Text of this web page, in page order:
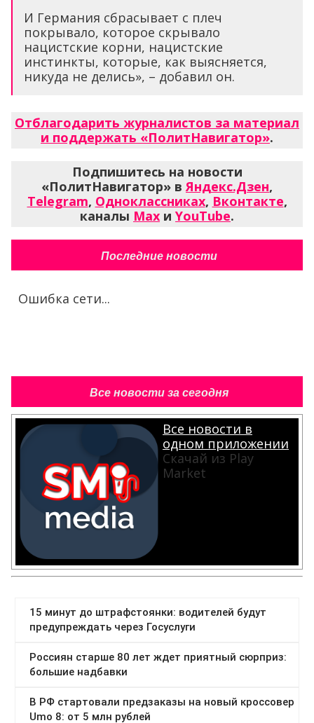
И Германия сбрасывает с плеч
покрывало, которое скрывало
нацистские корни, нацистские
инстинкты, которые, как выясняется,
никуда не делись», – добавил он.
Отблагодарить журналистов за материал
и поддержать «ПолитНавигатор».
Подпишитесь на новости
«ПолитНавигатор» вЯндекс.Дзен,
Telegram, Одноклассниках, Вконтакте,
каналы Max и YouTube.
Последние новости
Ошибка сети...
Все новости за сегодня
Все новости в
одном приложении
Скачай из Play
Market